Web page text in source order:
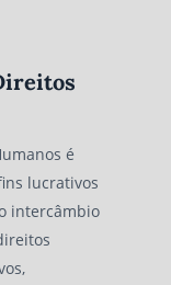
é
lucrativos
intercâmbio